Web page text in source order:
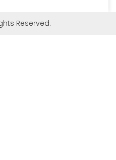
Reserved.